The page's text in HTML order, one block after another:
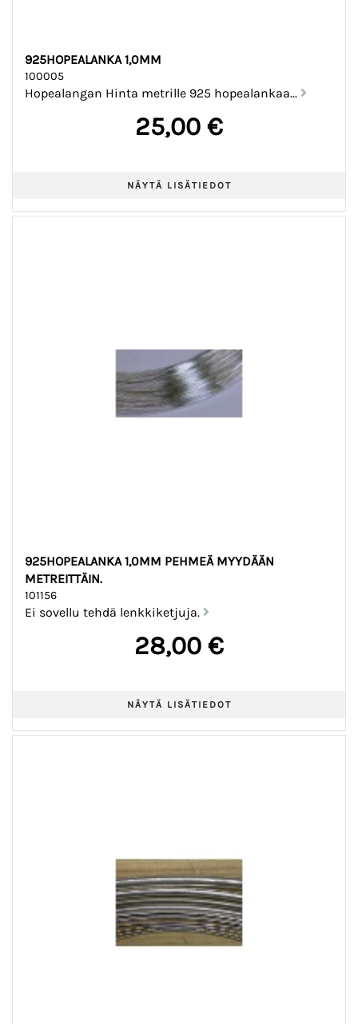
925HOPEALANKA 1,0MM
100005
Hopealangan Hinta metrille 925 hopealankaa...
25,00 €
925HOPEALANKA 1,0MM PEHMEÄ MYYDÄÄN
METREITTÄIN.
101156
Ei sovellu tehdä lenkkiketjuja.
28,00 €